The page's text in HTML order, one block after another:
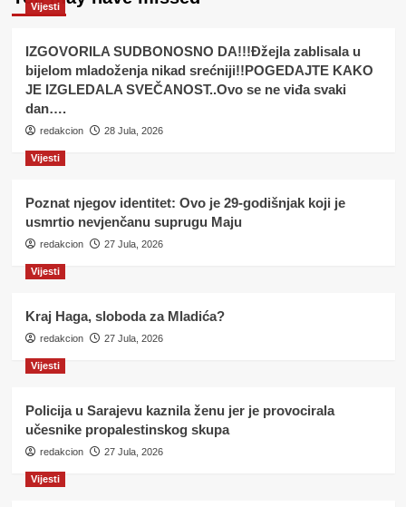
Vijesti
IZGOVORILA SUDBONOSNO DA!!!Đžejla zablisala u
bijelom mladoženja nikad srećniji!!POGEDAJTE KAKO
JE IZGLEDALA SVEČANOST..Ovo se ne viđa svaki
dan….
redakcion 28 Jula, 2026
Vijesti
Poznat njegov identitet: Ovo je 29-godišnjak koji je
usmrtio nevjenčanu suprugu Maju
redakcion 27 Jula, 2026
Vijesti
Kraj Haga, sloboda za Mladića?
redakcion 27 Jula, 2026
Vijesti
Policija u Sarajevu kaznila ženu jer je provocirala
učesnike propalestinskog skupa
redakcion 27 Jula, 2026
Vijesti